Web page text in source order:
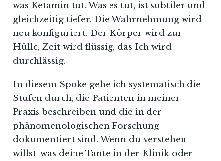
was Ketamin tut. Was es tut, ist subtiler und
gleichzeitig tiefer. Die Wahrnehmung wird
neu konfiguriert. Der Körper wird zur
Hülle, Zeit wird flüssig, das Ich wird
durchlässig.
In diesem Spoke gehe ich systematisch die
Stufen durch, die Patienten in meiner
Praxis beschreiben und die in der
phänomenologischen Forschung
dokumentiert sind. Wenn du verstehen
willst, was deine Tante in der Klinik oder